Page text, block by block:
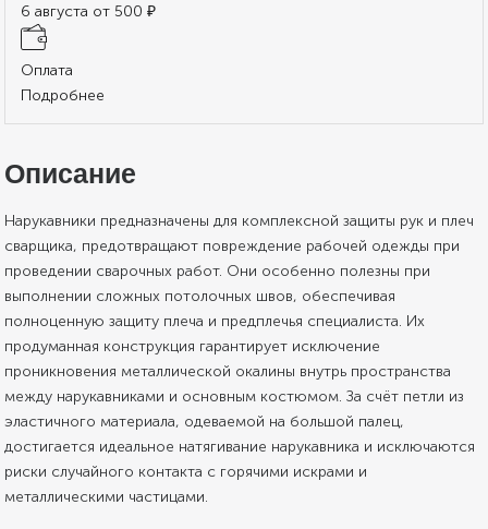
6 августа от 500 ₽
Оплата
Подробнее
Описание
Нарукавники предназначены для комплексной защиты рук и плеч
сварщика, предотвращают повреждение рабочей одежды при
проведении сварочных работ. Они особенно полезны при
выполнении сложных потолочных швов, обеспечивая
полноценную защиту плеча и предплечья специалиста. Их
продуманная конструкция гарантирует исключение
проникновения металлической окалины внутрь пространства
между нарукавниками и основным костюмом. За счёт петли из
эластичного материала, одеваемой на большой палец,
достигается идеальное натягивание нарукавника и исключаются
риски случайного контакта с горячими искрами и
металлическими частицами.